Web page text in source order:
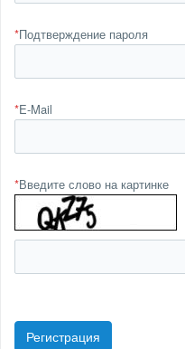
*Подтверждение пароля
*E-Mail
*Введите слово на картинке